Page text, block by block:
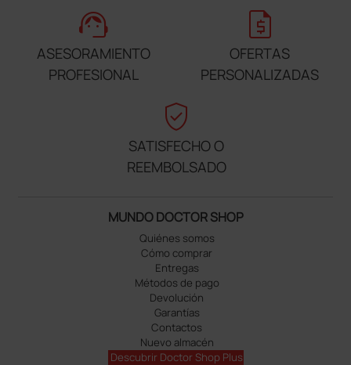
support_agent
ASESORAMIENTO
PROFESIONAL
request_quote
OFERTAS
PERSONALIZADAS
verified_user
SATISFECHO O
REEMBOLSADO
MUNDO DOCTOR SHOP
Quiénes somos
Cómo comprar
Entregas
Métodos de pago
Devolución
Garantías
Contactos
Nuevo almacén
Descubrir Doctor Shop Plus